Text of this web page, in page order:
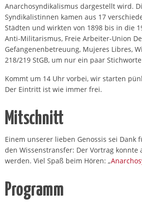
Anarchosyndikalismus dargestellt wird.
Syndikalistinnen kamen aus 17
Städten und wirkten von 1898 bis in die
Anti-Militarismus, Freie Arbeiter-Union
Gefangenenbetreuung, Mujeres Libres,
218/219 StGB, um nur ein paar
Kommt um 14 Uhr vorbei, wir starten
Der Eintritt ist wie immer frei.
Mitschnitt
Einem unserer lieben Genossis sei Dank
den Wissenstransfer: Der Vortrag konnte
werden. Viel Spaß beim Hören: „
Programm